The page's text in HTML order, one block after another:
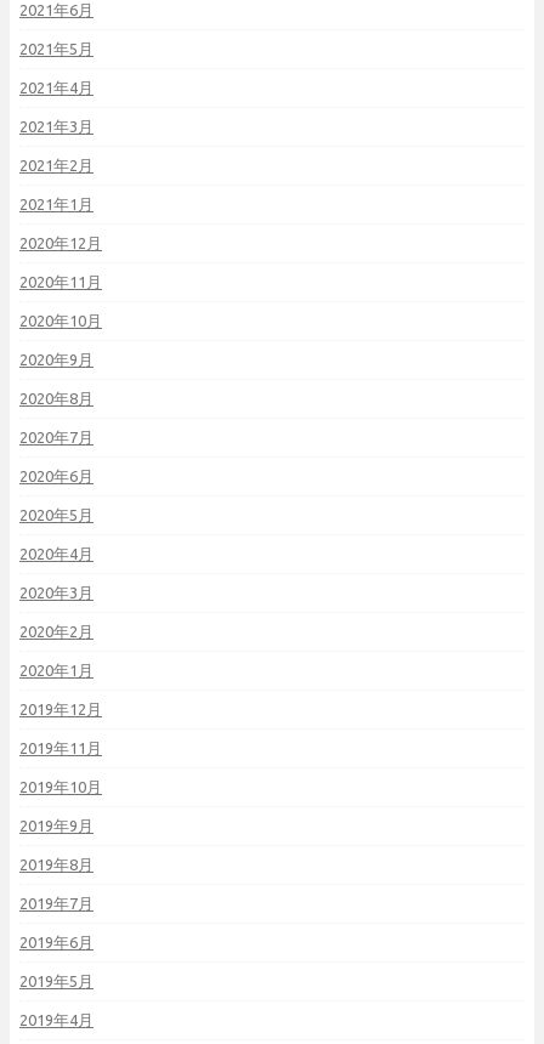
2021年6月
2021年5月
2021年4月
2021年3月
2021年2月
2021年1月
2020年12月
2020年11月
2020年10月
2020年9月
2020年8月
2020年7月
2020年6月
2020年5月
2020年4月
2020年3月
2020年2月
2020年1月
2019年12月
2019年11月
2019年10月
2019年9月
2019年8月
2019年7月
2019年6月
2019年5月
2019年4月